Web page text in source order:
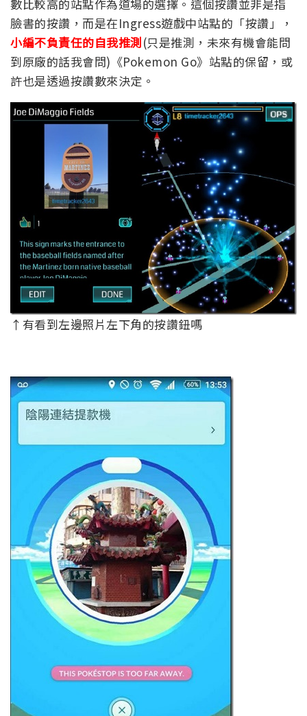
數比較高的站點作為道場的選擇。這個按讚並非是指
臉書的按讚，而是在Ingress遊戲中站點的「按讚」，
小編不負責任的自我推測(只是推測，未來有機會能問
到原廠的話我會問)《Pokemon Go》站點的保留，或
許也是透過按讚數來決定。
↑有看到左邊照片左下角的按讚鈕嗎